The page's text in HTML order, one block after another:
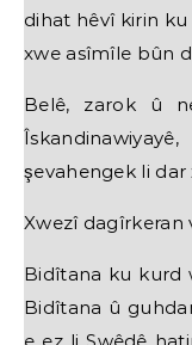
dihat hêvî kirin
xwe asîmîle bûn
Belê, zarok û
şevahengek li dar
Xwezî dagîrkeran
Bidîtana ku kurd
Bidîtana û